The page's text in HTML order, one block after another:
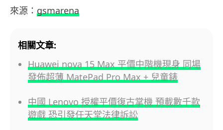
來源： gsmarena
相關文章:
Huawei nova 15 Max 平價中階機現身 同場
發佈超薄 MatePad Pro Max + 兒童錶
中國 Lenovo 授權平價復古掌機 預載數千款
遊戲 恐引發任天堂法律訴訟